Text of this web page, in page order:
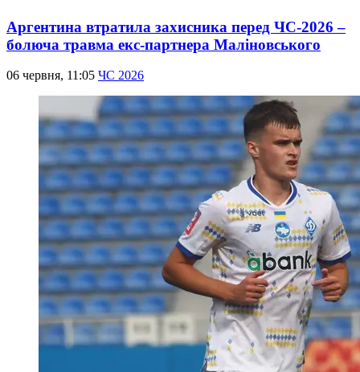
Аргентина втратила захисника перед ЧС-2026 –
болюча травма екс-партнера Маліновського
06 червня, 11:05 ЧС 2026